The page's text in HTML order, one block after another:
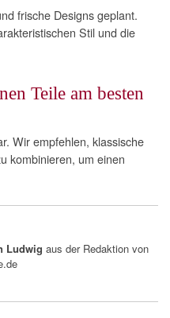
frische Designs geplant.
Stil und die
Teile am besten
Wir empfehlen, klassische
kombinieren, um einen
Ludwig aus der Redaktion von